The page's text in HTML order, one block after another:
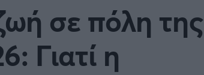
σε πόλη της
Γιατί η